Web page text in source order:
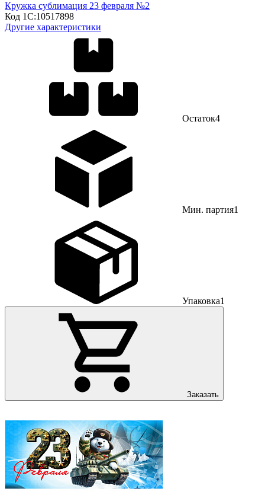
Кружка сублимация 23 февраля №2
Код 1С:10517898
Другие характеристики
Остаток4
Мин. партия1
Упаковка1
Заказать